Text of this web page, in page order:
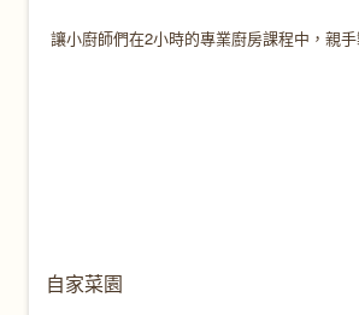
讓小廚師們在2小時的專業廚房課程中，親
自家菜園